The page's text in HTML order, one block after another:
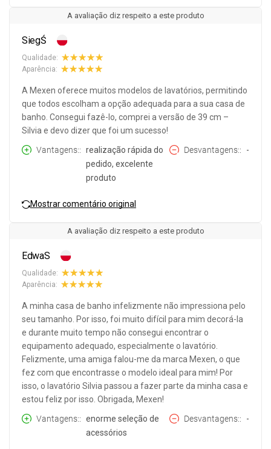
A avaliação diz respeito a este produto
SiegŚ
Qualidade:
Aparência:
A Mexen oferece muitos modelos de lavatórios, permitindo
que todos escolham a opção adequada para a sua casa de
banho. Consegui fazê-lo, comprei a versão de 39 cm –
Silvia e devo dizer que foi um sucesso!
Vantagens:
realização rápida do
pedido, excelente
produto
Desvantagens: -
Mostrar comentário original
A avaliação diz respeito a este produto
EdwaS
Qualidade:
Aparência:
A minha casa de banho infelizmente não impressiona pelo
seu tamanho. Por isso, foi muito difícil para mim decorá-la
e durante muito tempo não consegui encontrar o
equipamento adequado, especialmente o lavatório.
Felizmente, uma amiga falou-me da marca Mexen, o que
fez com que encontrasse o modelo ideal para mim! Por
isso, o lavatório Silvia passou a fazer parte da minha casa e
estou feliz por isso. Obrigada, Mexen!
Vantagens:
enorme seleção de
acessórios
Desvantagens: -